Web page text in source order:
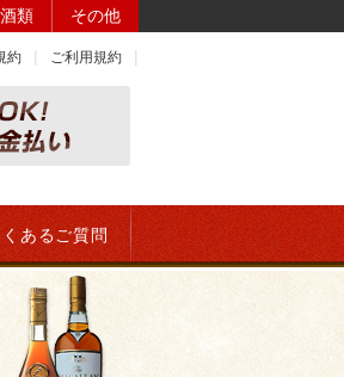
類 その他
約 ご利用規約
くあるご質問